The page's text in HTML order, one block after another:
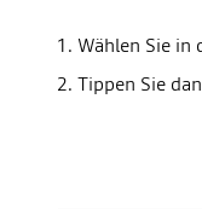
Wählen Sie in
Tippen Sie